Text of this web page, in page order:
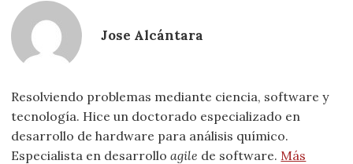
Jose Alcántara
Resolviendo problemas mediante ciencia, software y
tecnología. Hice un doctorado especializado en
desarrollo de hardware para análisis químico.
Especialista en desarrolloagile de software. Más